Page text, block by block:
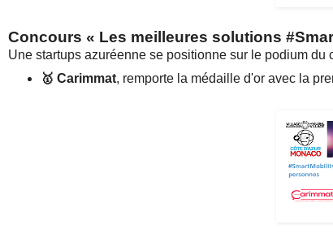
Concours « Les meilleures solutions
Une startups azuréenne se positionne sur le podium
🥇 Carimmat, remporte la médaille d'or avec la